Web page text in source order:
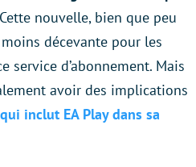
nouvelle, bien que peu
décevante pour les
service d’abonnement. Mais
avoir des implications
inclut EA Play dans sa